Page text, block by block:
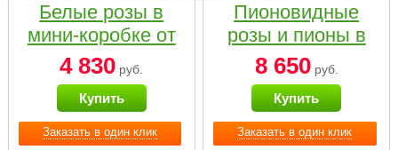
Заказать в один клик
Белые розы в
мини-коробке от
Bella Fiori
4 830 руб.
Купить
Заказать в один клик
Пионовидные
розы и пионы в
белой коробке
Small
8 650руб.
Купить